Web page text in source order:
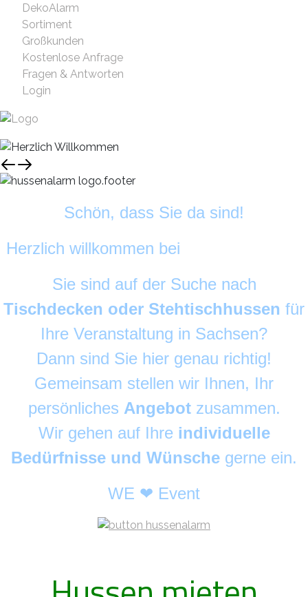
DekoAlarm
Sortiment
Großkunden
Kostenlose Anfrage
Fragen & Antworten
Login
Schön, dass Sie da sind!
Herzlich willkommen bei
Sie sind auf der Suche nach
Tischdecken oder Stehtischhussen für
Ihre Veranstaltung in Sachsen?
Dann sind Sie hier genau richtig!
Gemeinsam stellen wir Ihnen, Ihr
persönliches Angebot zusammen.
Wir gehen auf Ihre individuelle
Bedürfnisse und Wünsche gerne ein.
WE ❤ Event